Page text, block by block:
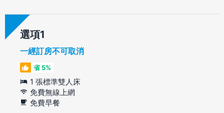
選項
一經訂房不可取消
省 5%
1 張標準雙人床
免費無線上網
免費早餐